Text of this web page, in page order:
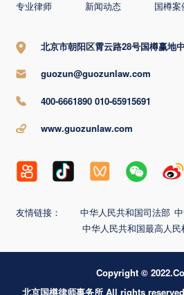
专业律师 新闻动态 国樽案
北京市朝阳区霄云路28号国樽赢地
guozun@guozunlaw.com
400-6661890 010-65915691
www.guozunlaw.com
友情链接： 中华人民共和国司法部
中华人民共和国最高人民
Copyright ©
北京国樽律师事务所 All rights